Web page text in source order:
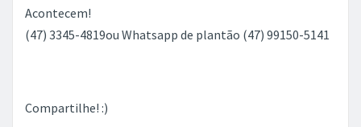
Acontecem!
(47) 3345-4819ou Whatsapp de plantão (47) 99150-5141
Compartilhe! :)